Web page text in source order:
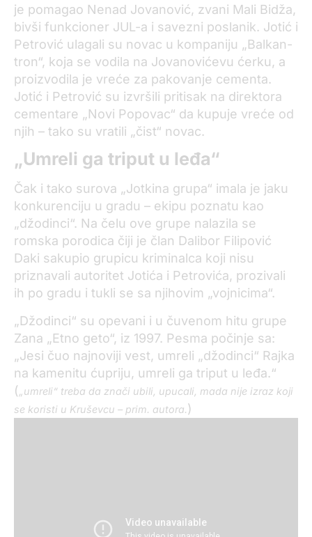
je pomagao Nenad Jovanović, zvani Mali Bidža,
bivši funkcioner JUL-a i savezni poslanik. Jotić i
Petrović ulagali su novac u kompaniju „Balkan-
tron“, koja se vodila na Jovanovićevu ćerku, a
proizvodila je vreće za pakovanje cementa.
Jotić i Petrović su izvršili pritisak na direktora
cementare „Novi Popovac“ da kupuje vreće od
njih – tako su vratili „čist“ novac.
„Umreli ga triput u leđa“
Čak i tako surova „Jotkina grupa“ imala je jaku
konkurenciju u gradu – ekipu poznatu kao
„džodinci“. Na čelu ove grupe nalazila se
romska porodica čiji je član Dalibor Filipović
Daki sakupio grupicu kriminalca koji nisu
priznavali autoritet Jotića i Petrovića, prozivali
ih po gradu i tukli se sa njihovim „vojnicima“.
„Džodinci“ su opevani i u čuvenom hitu grupe
Zana „Etno geto“, iz 1997. Pesma počinje sa:
„Jesi čuo najnoviji vest, umreli „džodinci“ Rajka
na kamenitu ćupriju, umreli ga triput u leđa.“
( „umreli“ treba da znači ubili, upucali, mada nije izraz koji
se koristi u Kruševcu – prim. autora.)